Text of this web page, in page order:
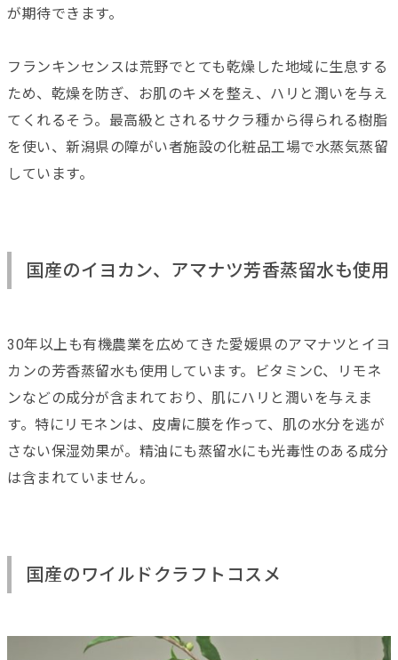
が期待できます。
フランキンセンスは荒野でとても乾燥した地域に生息する
ため、乾燥を防ぎ、お肌のキメを整え、ハリと潤いを与え
てくれるそう。最高級とされるサクラ種から得られる樹脂
を使い、新潟県の障がい者施設の化粧品工場で水蒸気蒸留
しています。
国産のイヨカン、アマナツ芳香蒸留水も使用
30年以上も有機農業を広めてきた愛媛県のアマナツとイヨ
カンの芳香蒸留水も使用しています。ビタミンC、リモネ
ンなどの成分が含まれており、肌にハリと潤いを与えま
す。特にリモネンは、皮膚に膜を作って、肌の水分を逃が
さない保湿効果が。精油にも蒸留水にも光毒性のある成分
は含まれていません。
国産のワイルドクラフトコスメ